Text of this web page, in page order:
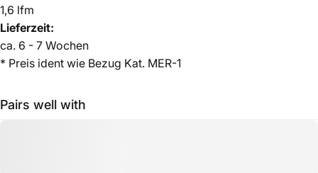
1,6 lfm
Lieferzeit:
ca. 6 - 7 Wochen
* Preis ident wie Bezug Kat. MER-1
Pairs well with